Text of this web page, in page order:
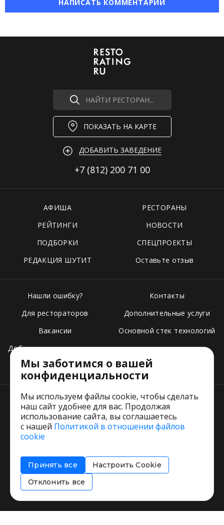
НАПИСАТЬ КОММЕНТАРИЙ
НАЙТИ РЕСТОРАН...
ПОКАЗАТЬ НА КАРТЕ
ДОБАВИТЬ ЗАВЕДЕНИЕ
+7 (812) 200 71 00
АФИША
РЕСТОРАНЫ
РЕЙТИНГИ
НОВОСТИ
ПОДБОРКИ
СПЕЦПРОЕКТЫ
РЕДАКЦИЯ ШУТИТ
Оставьте отзыв
Нашли ошибку?
Для рестораторов
Вакансии
Добавить свое заведение
Тарифы
Контакты
Дополнительные услуги
Основной стек технологий
Пользовательское соглашение
Соглашение об информировании
Политика использования cookies
Мы заботимся о вашей
конфиденциальности
Мы используем файлы cookie, чтобы сделать
наш сайт удобнее для вас. Продолжая
использование сайта, вы соглашаетесь
с нашей Политикой в отношении файлов
cookie
Принять все
Настроить Cookie
Отклонить все